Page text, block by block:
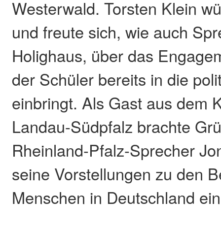
Westerwald. Torsten Klein
und freute sich, wie auch
Holighaus, über das
der Schüler bereits in die
einbringt. Als Gast aus dem
Landau-Südpfalz brachte
Rheinland-Pfalz-Sprecher
seine Vorstellungen zu den
Menschen in Deutschland